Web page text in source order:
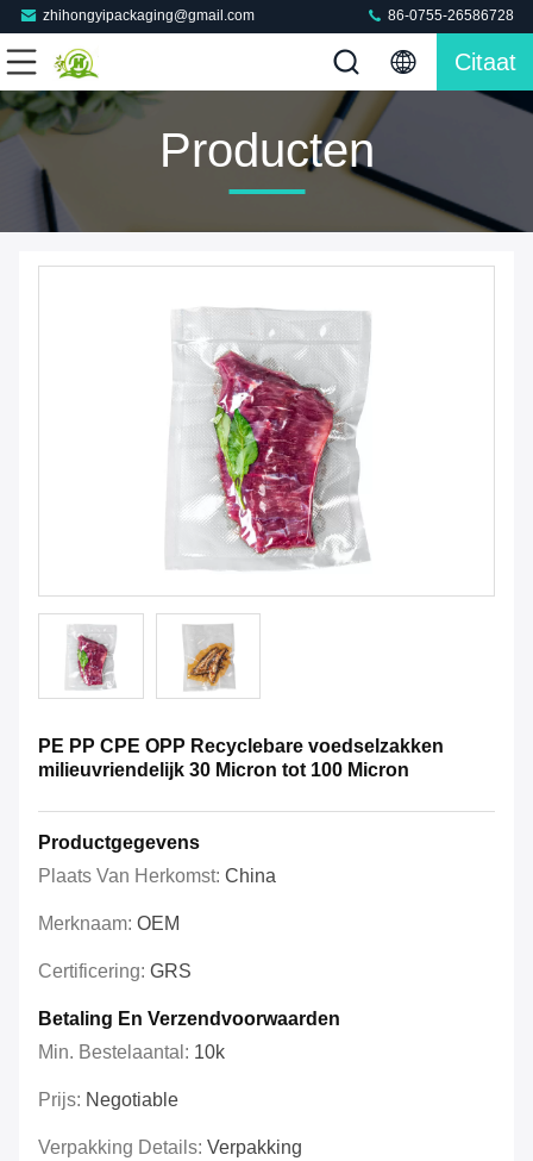
zhihongyipackaging@gmail.com 86-0755-26586728
Citaat
Producten
PE PP CPE OPP Recyclebare voedselzakken
milieuvriendelijk 30 Micron tot 100 Micron
Productgegevens
Plaats Van Herkomst: China
Merknaam: OEM
Certificering: GRS
Betaling En Verzendvoorwaarden
Min. Bestelaantal: 10k
Prijs: Negotiable
Verpakking Details: Verpakking